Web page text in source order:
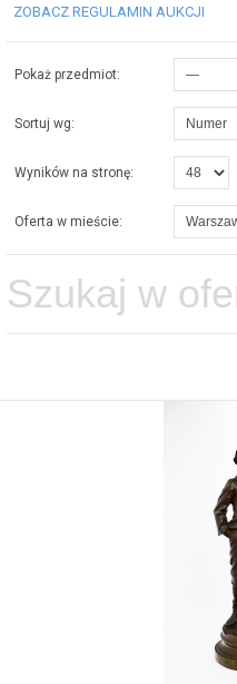
ZOBACZ REGULAMIN AUKCJI
Pokaż przedmiot:
Sortuj wg:
Wyników na stronę:
Oferta w mieście: